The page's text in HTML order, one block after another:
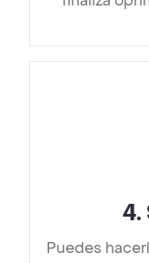
4.
Puedes